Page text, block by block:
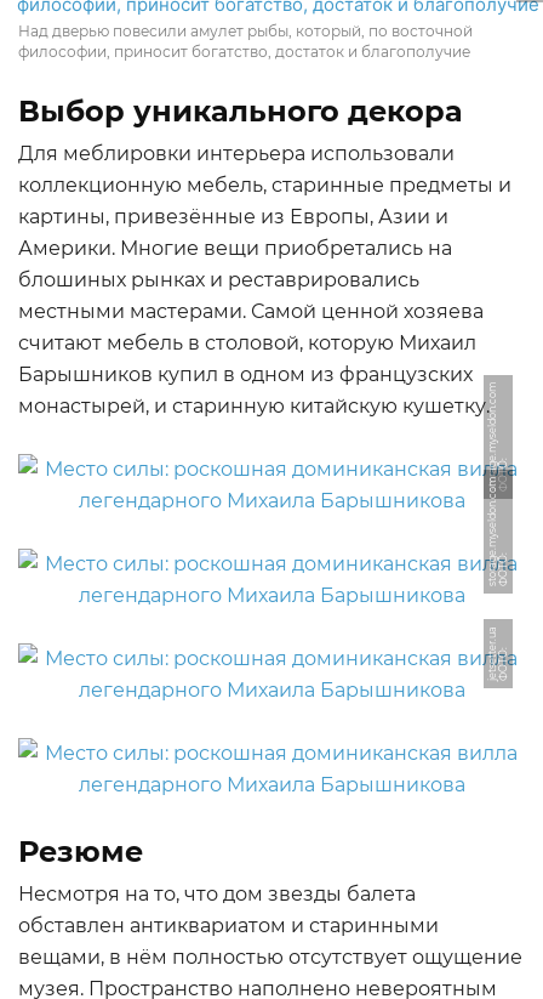
Над дверью повесили амулет рыбы, который, по восточной
философии, приносит богатство, достаток и благополучие
Выбор уникального декора
Для меблировки интерьера использовали
коллекционную мебель, старинные предметы и
картины, привезённые из Европы, Азии и
Америки. Многие вещи приобретались на
блошиных рынках и реставрировались
местными мастерами. Самой ценной хозяева
считают мебель в столовой, которую Михаил
Барышников купил в одном из французских
монастырей, и старинную китайскую кушетку.
Ф
О
Т
О:
s
t
o
r
a
g
e.
m
y
s
el
d
o
n.
c
o
m
Ф
О
Т
О:
s
t
o
r
a
g
e.
m
y
s
el
d
o
n.
c
o
m
Ф
О
Т
О:
j
e
t
s
e
t
t
e
r.
u
a
Резюме
Несмотря на то, что дом звезды балета
обставлен антиквариатом и старинными
вещами, в нём полностью отсутствует ощущение
музея. Пространство наполнено невероятным